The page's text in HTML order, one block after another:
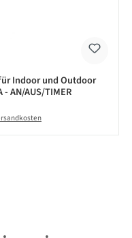
Indoor und Outdoor
- AN/AUS/TIMER
Preis: